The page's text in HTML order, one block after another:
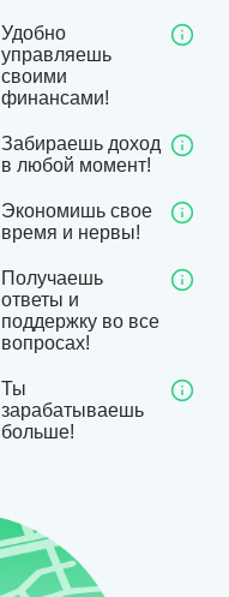
Удобно
управляешь
своими
финансами!
Забираешь доход
в любой момент!
Экономишь свое
время и нервы!
Получаешь
ответы и
поддержку во все
вопросах!
Ты
зарабатываешь
больше!